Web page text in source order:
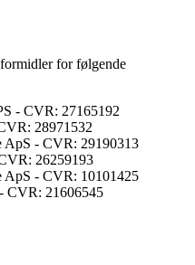
for følgende
- CVR: 27165192
28971532
ApS - CVR: 29190313
26259193
ApS - CVR: 10101425
CVR: 21606545